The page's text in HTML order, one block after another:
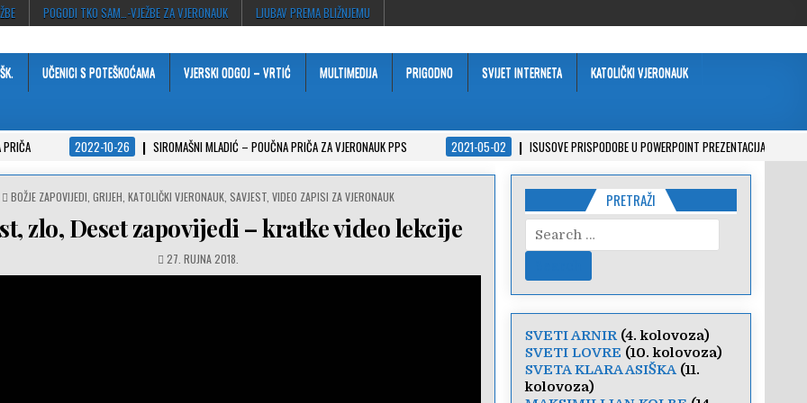
POGODI TKO SAM…-VJEŽBE ZA VJERONAUK LJUBAV PREMA BLIŽNJEMU
UČENICI S POTEŠKOĆAMA VJERSKI ODGOJ – VRTIĆ MULTIMEDIJA PRIGODNO SVIJET INTERNETA KATOLIČKI VJERONAUK
2022-10-26 SIROMAŠNI MLADIĆ – POUČNA PRIČA ZA VJERONAUK PPS 2021-05-02 ISUSOVE PRISPODOBE U POWERPOINT PREZENTACIJAMA
POSTED
BOŽJE ZAPOVIJEDI ,GRIJEH ,KATOLIČKI VJERONAUK SAVJEST ,VIDEO ZAPISI ZA VJERONAUK
zlo, Deset zapovijedi – kratke video lekcije
27. RUJNA 2018.
PRETRAŽI
Search
for:
SVETI ARNIR(4. kolovoza)
SVETI LOVRE (10. kolovoza)
SVETA KLARA ASIŠKA(11.
kolovoza)